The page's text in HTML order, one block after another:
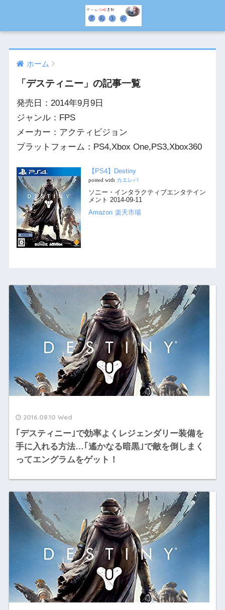
ホーム
「デスティニー」の記事一覧
発売日：2014年9月9日
ジャンル：FPS
メーカー：アクティビジョン
プラットフォーム：PS4,Xbox One,PS3,Xbox360
【PS4】Destiny
posted with カエレバ
ソニー・インタラクティブエンタテイン
メント 2014-09-11
Amazon 楽天市場
2016.08.10 Wed
｢デスティニー｣で効率よくレジェンダリー装備を
手に入れる方法…｢遙かなる暗黒｣で敵を倒しまく
ってエングラムをゲット！